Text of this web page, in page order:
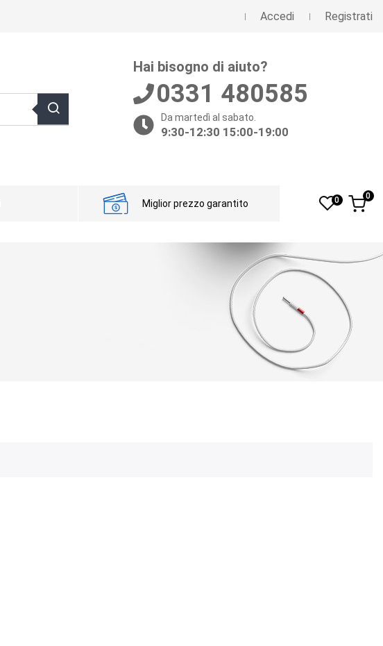
Accedi Registrati
Hai bisogno di aiuto?
0331 480585
Da martedì al sabato.
9:30-12:30 15:00-19:00
Miglior prezzo garantito 0 0